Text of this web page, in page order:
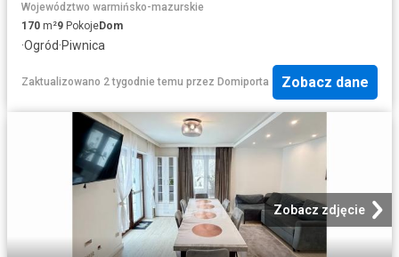
Województwo warmińsko-mazurskie
170 m²9 PokojeDom
·Ogród·Piwnica
Zaktualizowano 2 tygodnie temu przez Domiporta Zobacz dane
Zobacz zdjęcie